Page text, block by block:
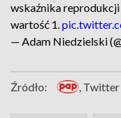
wskaźnika reprodukcji
wartość 1.
— Adam Niedzielski
Źródło: , Twitter